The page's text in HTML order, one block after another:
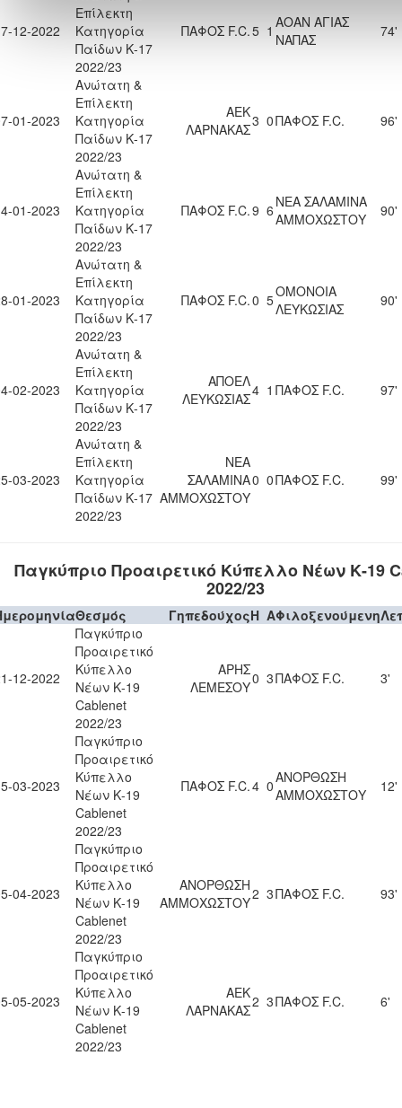
12-2022
Επίλεκτη
Κατηγορία
Παίδων Κ-17
2022/23
ΠΑΦΟΣ F.C.5 1 ΑΟΑΝ ΑΓΙΑΣ
ΝΑΠΑΣ
74'
01-2023
Ανώτατη &
Επίλεκτη
Κατηγορία
Παίδων Κ-17
2022/23
ΑΕΚ
ΛΑΡΝΑΚΑΣ3 0ΠΑΦΟΣ F.C. 96'
01-2023
Ανώτατη &
Επίλεκτη
Κατηγορία
Παίδων Κ-17
2022/23
ΠΑΦΟΣ F.C.9 6 ΝΕΑ ΣΑΛΑΜΙΝΑ
ΑΜΜΟΧΩΣΤΟΥ
90'
01-2023
Ανώτατη &
Επίλεκτη
Κατηγορία
Παίδων Κ-17
2022/23
ΠΑΦΟΣ F.C.0 5ΟΜΟΝΟΙΑ
ΛΕΥΚΩΣΙΑΣ
90'
02-2023
Ανώτατη &
Επίλεκτη
Κατηγορία
Παίδων Κ-17
2022/23
ΑΠΟΕΛ
ΛΕΥΚΩΣΙΑΣ4 1 ΠΑΦΟΣ F.C. 97'
03-2023
Ανώτατη &
Επίλεκτη
Κατηγορία
Παίδων Κ-17
2022/23
ΝΕΑ
ΣΑΛΑΜΙΝΑ
ΑΜΜΟΧΩΣΤΟΥ
0 0ΠΑΦΟΣ F.C. 99'
Παγκύπριο Προαιρετικό Κύπελλο Νέων Κ-19
2022/23
Θεσμός ΓηπεδούχοςH AΦιλοξενούμενη
12-2022
Παγκύπριο
Προαιρετικό
Κύπελλο
Νέων Κ-19
Cablenet
2022/23
ΑΡΗΣ
ΛΕΜΕΣΟΥ0 3ΠΑΦΟΣ F.C. 3'
03-2023
Παγκύπριο
Προαιρετικό
Κύπελλο
Νέων Κ-19
Cablenet
2022/23
ΠΑΦΟΣ F.C.4 0ΑΝΟΡΘΩΣΗ
ΑΜΜΟΧΩΣΤΟΥ
12'
04-2023
Παγκύπριο
Προαιρετικό
Κύπελλο
Νέων Κ-19
Cablenet
2022/23
ΑΝΟΡΘΩΣΗ
ΑΜΜΟΧΩΣΤΟΥ2 3ΠΑΦΟΣ F.C. 93'
05-2023
Παγκύπριο
Προαιρετικό
Κύπελλο
Νέων Κ-19
Cablenet
2022/23
ΑΕΚ
ΛΑΡΝΑΚΑΣ2 3ΠΑΦΟΣ F.C. 6'